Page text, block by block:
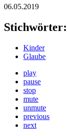
06.05.2019
Stichwörter:
Kinder
Glaube
play
pause
stop
mute
unmute
previous
next